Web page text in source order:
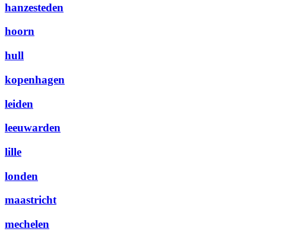
hanzesteden
hoorn
hull
kopenhagen
leiden
leeuwarden
lille
londen
maastricht
mechelen